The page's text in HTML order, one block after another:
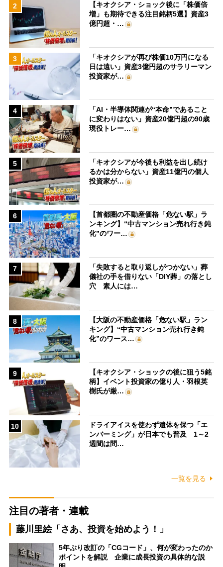
2
【キオクシア・ショック後に「株価倍
増」も期待できる注目銘柄5選】資産3
億円超・…
3
「キオクシアが再び株価10万円になる
日は遠い」資産3億円超のサラリーマン
投資家が…
4
「AI・半導体関連が“本命”であること
に変わりはない」資産20億円超の90歳
現役トレー…
5
「キオクシアが今後も利益を出し続け
るかは分からない」資産11億円の個人
投資家が…
6
【首都圏の不動産価格「危ない駅」ラ
ンキング】“中古マンション売れ行き鈍
化”のワー…
7
「失敗すると取り返しがつかない」葬
儀社の手を借りない「DIY葬」の落とし
穴 素人には…
8
【大阪の不動産価格「危ない駅」ラン
キング】“中古マンション売れ行き鈍
化”のワース…
9
【キオクシア・ショックの後に狙う5銘
柄】イベント投資家の億り人・羽根英
樹氏が厳…
10
ドライアイスを使わず遺体を保つ「エ
ンバーミング」が日本でも普及 1～2
週間は問…
一覧を見る
注目の著者・連載
藤川里絵「さあ、投資を始めよう！」
5年ぶり改訂の「CGコード」、何が変わったのか
ポイントを解説 企業に成長投資の具体的な説